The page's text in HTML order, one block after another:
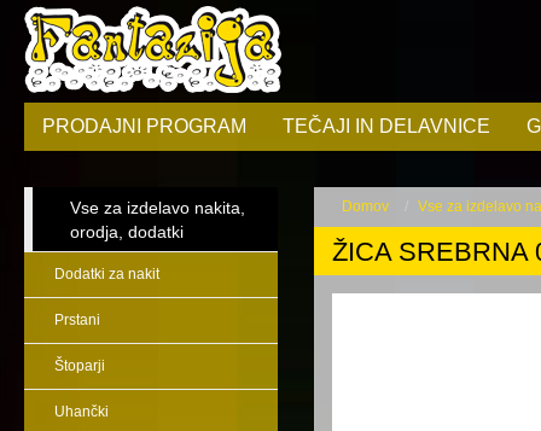
PRODAJNI PROGRAM TEČAJI IN DELAVNICE
Vse za izdelavo nakita,
orodja, dodatki
Dodatki za nakit
Prstani
Štoparji
Uhančki
Domov Vse za izdelavo
ŽICA SREBRNA